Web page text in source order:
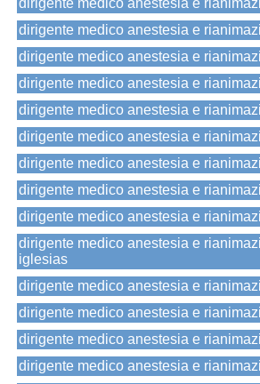
dirigente medico anestesia e
dirigente medico anestesia e
dirigente medico anestesia e
dirigente medico anestesia e
dirigente medico anestesia e
dirigente medico anestesia e
dirigente medico anestesia e
dirigente medico anestesia e
dirigente medico anestesia e
dirigente medico anestesia e
iglesias
dirigente medico anestesia e
dirigente medico anestesia e
dirigente medico anestesia e
dirigente medico anestesia e